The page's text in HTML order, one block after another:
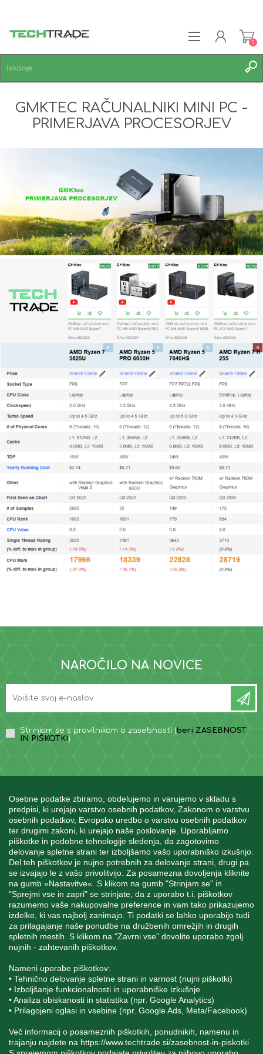
Osebne podatke zbiramo, obdelujemo in varujemo v skladu s
predpisi, ki urejajo varstvo osebnih podatkov, Zakonom o varstvu
osebnih podatkov, Evropsko uredbo o varstvu osebnih podatkov
ter drugimi zakoni, ki urejajo naše poslovanje. Uporabljamo
piškotke in podobne tehnologije sledenja, da zagotovimo
delovanje spletne strani ter izboljšamo vašo uporabniško izkušnjo.
Del teh piškotkov je nujno potrebnih za delovanje strani, drugi pa
se izvajajo le z vašo privolitvijo. Za posamezna dovoljenja kliknite
na gumb »Nastavitve«. S klikom na gumb "Strinjam se" in
"Sprejmi vse in zapri" se strinjate, da z uporabo t.i. piškotkov
razumemo vaše nakupovalne preference in vam tako prikazujemo
izdelke, ki vas najbolj zanimajo. Ti podatki se lahko uporabijo tudi
za prilagajanje naše ponudbe na družbenih omrežjih in drugih
spletnih mestih. S klikom na "Zavrni vse" dovolite uporabo zgolj
nujnih - zahtevanih piškotkov.
Nameni uporabe piškotkov:
• Tehnično delovanje spletne strani in varnost (nujni piškotki)
• Izboljšanje funkcionalnosti in uporabniške izkušnje
• Analiza obiskanosti in statistika (npr. Google Analytics)
• Prilagojeni oglasi in vsebine (npr. Google Ads, Meta/Facebook)
Več informacij o posameznih piškotkih, ponudnikih, namenu in
trajanju najdete na https://www.techtrade.si/zasebnost-in-piskotki
PRIJAVA
SEZNAM ŽELJA
0
GMKTEC RAČUNALNIKI MINI PC -
PRIMERJAVA PROCESORJEV
NAROČILO NA NOVICE
Strinjam se s pravilnikom o zasebnosti (beri ZASEBNOST
IN PIŠKOTKI )
INFORMACIJE
MOJ RAČUN
STORITEV ZA STRANKE
SPREMLJAJTE NAS
Blatnica 8, 1236 Trzin
+386 1 562 21 11